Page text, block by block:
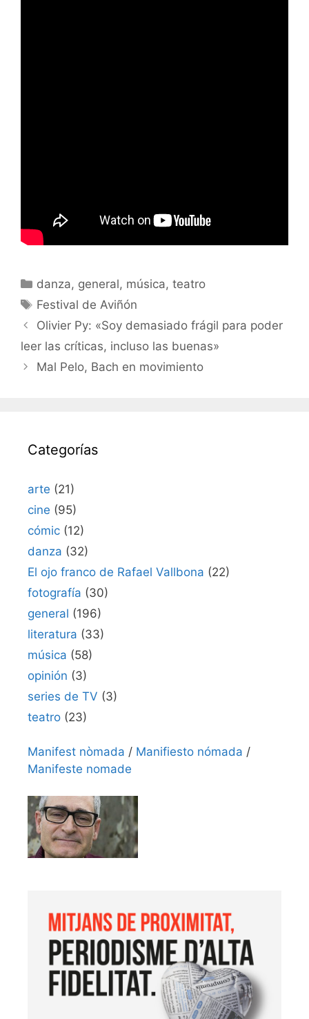
Categorías
danza, general, música,teatro
Etiquetas
Festival de Aviñón
Olivier Py: «Soy demasiado frágil para poder
leer las críticas, incluso las buenas»
Mal Pelo, Bach en movimiento
Categorías
arte (21)
cine (95)
cómic (12)
danza (32)
El ojo franco de Rafael Vallbona (22)
fotografía (30)
general (196)
literatura (33)
música (58)
opinión (3)
series de TV (3)
teatro (23)
Manifest nòmada / Manifiesto nómada /
Manifeste nomade